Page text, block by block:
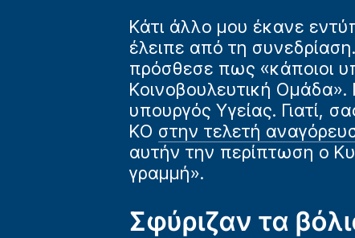
Κάτι άλλο μου έκανε
έλειπε από τη
πρόσθεσε πως «κάποιοι
Κοινοβουλευτική
υπουργός Υγείας. Γιατί,
ΚΟ στην τελετή
αυτήν την περίπτωση ο
γραμμή».
Σφύριζαν τα